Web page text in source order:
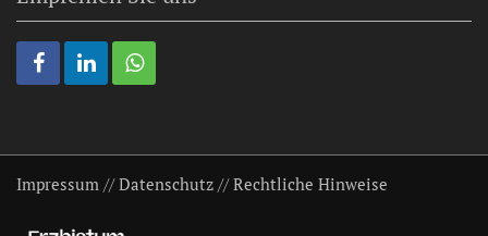
Impressum //Datenschutz //Rechtliche Hinweise